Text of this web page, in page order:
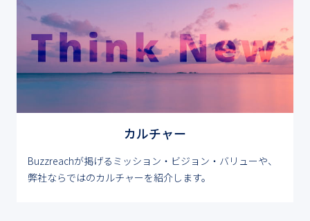
カルチャー
Buzzreachが掲げるミッション・ビジョン・バリューや、
弊社ならではのカルチャーを紹介します。